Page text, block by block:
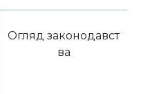
Огляд законодавст
ва